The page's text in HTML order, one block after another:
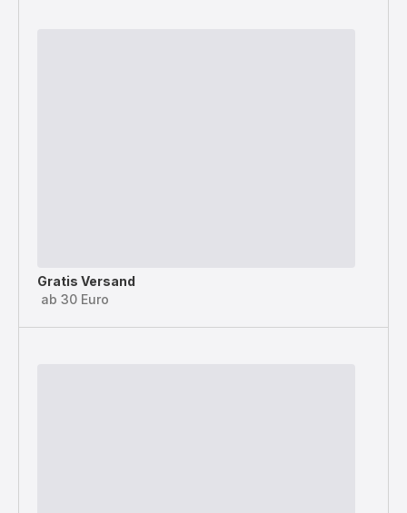
Gratis Versand
ab 30 Euro